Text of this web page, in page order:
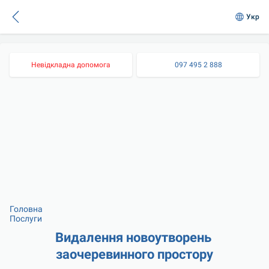
Укр
Невідкладна допомога 097 495 2 888
Головна
Послуги
Видалення новоутворень
заочеревинного простору